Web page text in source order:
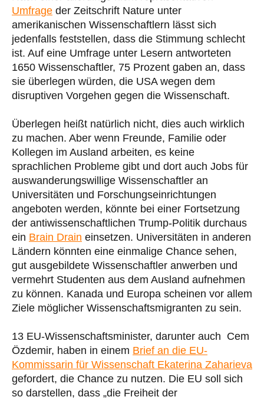
Umfrage der Zeitschrift Nature unter
amerikanischen Wissenschaftlern lässt sich
jedenfalls feststellen, dass die Stimmung schlecht
ist. Auf eine Umfrage unter Lesern antworteten
1650 Wissenschaftler, 75 Prozent gaben an, dass
sie überlegen würden, die USA wegen dem
disruptiven Vorgehen gegen die Wissenschaft.
Überlegen heißt natürlich nicht, dies auch wirklich
zu machen. Aber wenn Freunde, Familie oder
Kollegen im Ausland arbeiten, es keine
sprachlichen Probleme gibt und dort auch Jobs für
auswanderungswillige Wissenschaftler an
Universitäten und Forschungseinrichtungen
angeboten werden, könnte bei einer Fortsetzung
der antiwissenschaftlichen Trump-Politik durchaus
ein Brain Drain einsetzen. Universitäten in anderen
Ländern könnten eine einmalige Chance sehen,
gut ausgebildete Wissenschaftler anwerben und
vermehrt Studenten aus dem Ausland aufnehmen
zu können. Kanada und Europa scheinen vor allem
Ziele möglicher Wissenschaftsmigranten zu sein.
13 EU-Wissenschaftsminister, darunter auch Cem
Özdemir, haben in einem Brief an die EU-
Kommissarin für Wissenschaft Ekaterina Zaharieva
gefordert, die Chance zu nutzen. Die EU soll sich
so darstellen, dass „die Freiheit der